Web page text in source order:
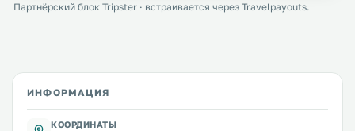
Партнёрский блок Tripster · встраивается через Travelpayouts.
ИНФОРМАЦИЯ
КООРДИНАТЫ